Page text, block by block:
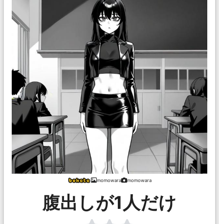
momowara momowara
腹出しが1人だけ